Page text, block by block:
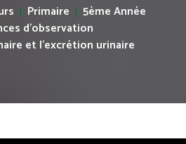
Primaire
5ème Année
d'observation
et l'excrétion urinaire